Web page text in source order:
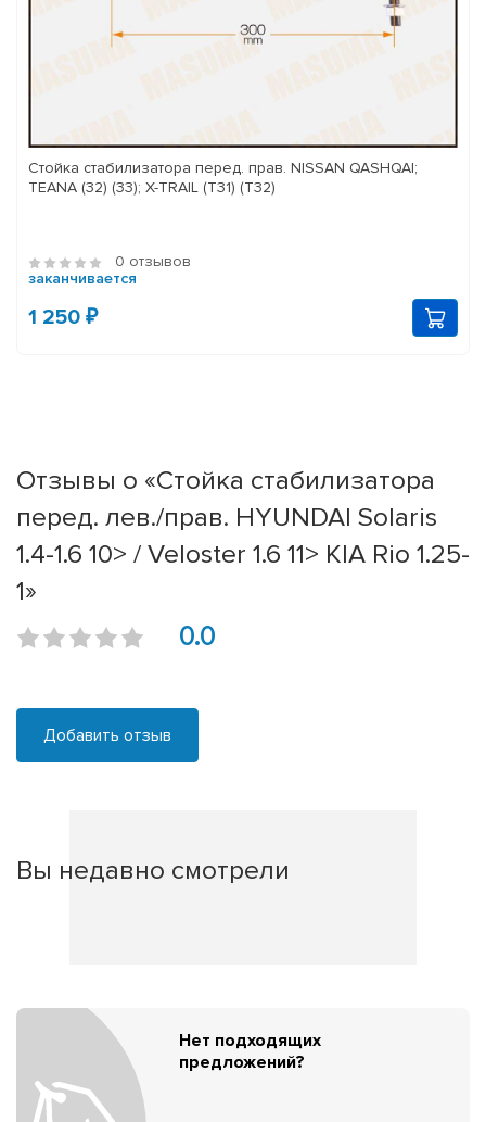
Стойка стабилизатора перед. прав. NISSAN QASHQAI;
TEANA (32) (33); X-TRAIL (T31) (T32)
0 отзывов
заканчивается
1 250 ₽
Отзывы о «Стойка стабилизатора
перед. лев./прав. HYUNDAI Solaris
1.4-1.6 10> / Veloster 1.6 11> KIA Rio 1.25-
1»
0.0
Добавить отзыв
Вы недавно смотрели
Нет подходящих
предложений?